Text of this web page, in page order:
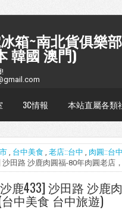
箱~南北貨俱樂
韓國 澳門)
3C情報 本站直屬各類
, 台中美食 , 老店::台中 , 肉圓::台中
沙田路 沙鹿肉圓福-80年肉圓老
鹿433] 沙田路 沙鹿
中美食 台中旅遊)